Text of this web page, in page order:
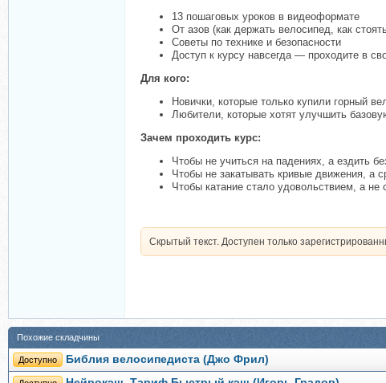
13 пошаговых уроков в видеоформате
От азов (как держать велосипед, как
Советы по технике и безопасности
Доступ к курсу навсегда — проходите в
Для кого:
Новички, которые только купили горный
Любители, которые хотят улучшить
Зачем проходить курс:
Чтобы не учиться на падениях, а ездить
Чтобы не закатывать кривые движения, а
Чтобы катание стало удовольствием, а не
Скрытый текст. Доступен только
Похожие складчины
Доступно Библия велосипедиста (Джо Фрил)